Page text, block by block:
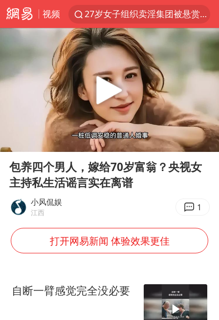
视频
27岁女子组织卖淫集团被悬赏通缉
泸溪河：桃酥吃出金属牙冠视频不实
美国将对多晶硅衍生品加征15%关税
公司“上四休三”但要降薪1000元
泰高官回应中国人在泰遭歧视：全面调查
改名后的“青海拉面”店
火把节震撼瞬间
台军“汉光秀”开场闹剧多
70多岁父亲独自坐车到上海看望女儿
“中国蔬菜之乡”最高温达41.8℃
如何把百年大党建设得更加坚强有力？
Play
09:34
包养四个男人，嫁给70岁富翁？央视女
主持私生活谣言实在离谱
小风侃娱
江西 1
打开网易新闻 体验效果更佳
自断一臂感觉完全没必要